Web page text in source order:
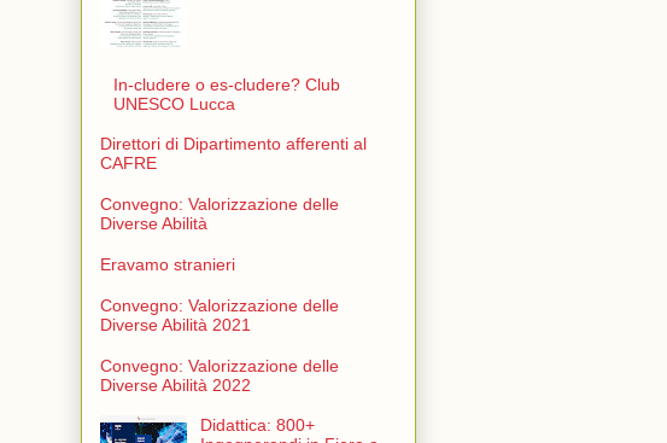
In-cludere o es-cludere? Club
UNESCO Lucca
Direttori di Dipartimento afferenti al
CAFRE
Convegno: Valorizzazione delle
Diverse Abilità
Eravamo stranieri
Convegno: Valorizzazione delle
Diverse Abilità 2021
Convegno: Valorizzazione delle
Diverse Abilità 2022
Didattica: 800+